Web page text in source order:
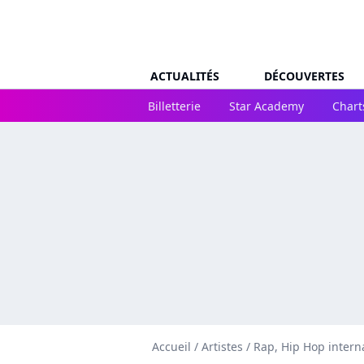
ACTUALITÉS
DÉCOUVERTES
Billetterie
Star Academy
Accueil / Artistes / Rap, Hip Hop